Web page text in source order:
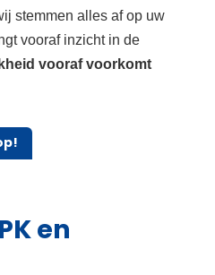
stemmen alles af op uw
vooraf inzicht in de
vooraf voorkomt
en